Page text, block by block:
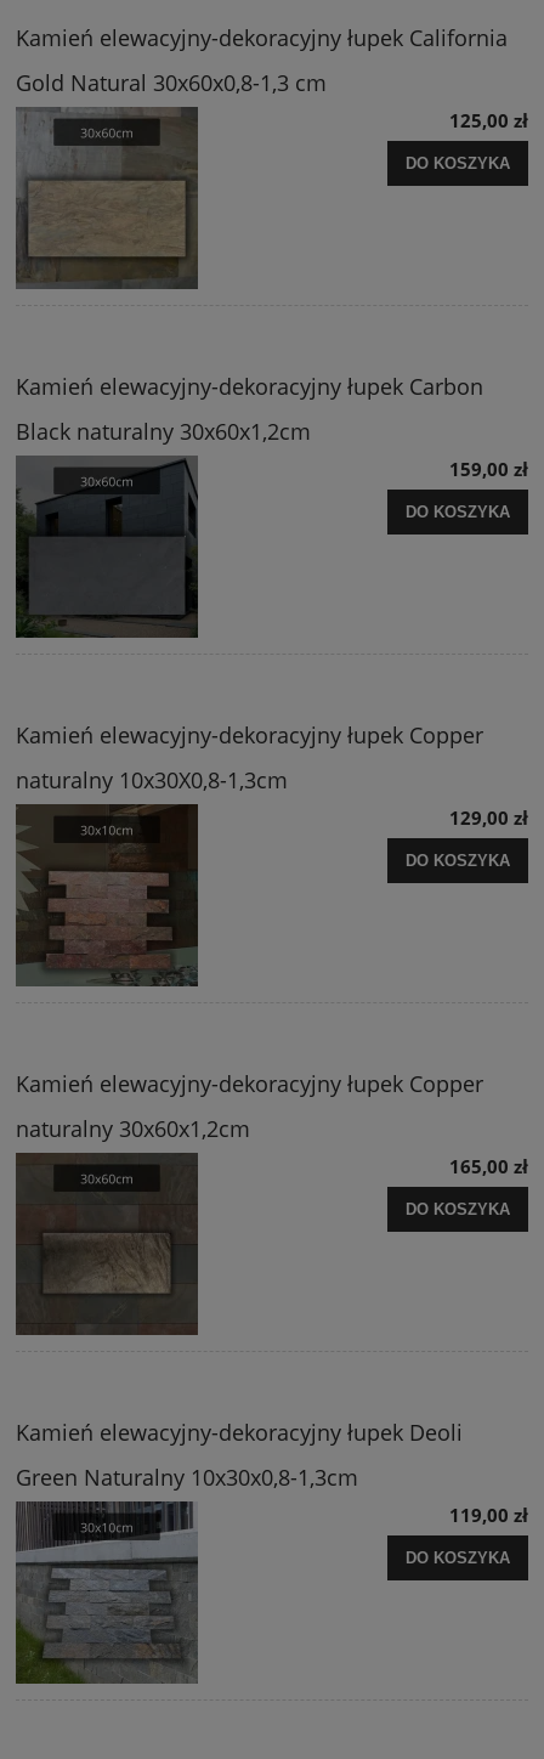
Kamień elewacyjny-dekoracyjny łupek California
Gold Natural 30x60x0,8-1,3 cm
125,00 zł
DO KOSZYKA
Kamień elewacyjny-dekoracyjny łupek Carbon
Black naturalny 30x60x1,2cm
159,00 zł
DO KOSZYKA
Kamień elewacyjny-dekoracyjny łupek Copper
naturalny 10x30X0,8-1,3cm
129,00 zł
DO KOSZYKA
Kamień elewacyjny-dekoracyjny łupek Copper
naturalny 30x60x1,2cm
165,00 zł
DO KOSZYKA
Kamień elewacyjny-dekoracyjny łupek Deoli
Green Naturalny 10x30x0,8-1,3cm
119,00 zł
DO KOSZYKA